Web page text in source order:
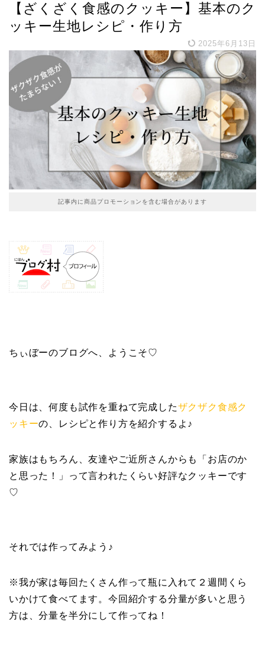
【ざくざく食感のクッキー】基本のク
ッキー生地レシピ・作り方
2025年6月13日
記事内に商品プロモーションを含む場合があります
ちぃぼーのブログへ、ようこそ♡
今日は、何度も試作を重ねて完成したザクザク食感ク
ッキーの、レシピと作り方を紹介するよ♪
家族はもちろん、友達やご近所さんからも「お店のか
と思った！」って言われたくらい好評なクッキーです
♡
それでは作ってみよう♪
※我が家は毎回たくさん作って瓶に入れて２週間くら
いかけて食べてます。今回紹介する分量が多いと思う
方は、分量を半分にして作ってね！